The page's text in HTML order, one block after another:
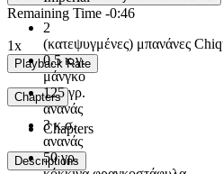
Remaining Time -0:46
1x
Playback Rate
Chapters
Chapters
Descriptions
2
(κατεψυγμένες) μπανάνες
0.5κ.γ.
μάνγκο
125γρ.
ανανάς
3κ.σ.
ανανάς
50γρ.